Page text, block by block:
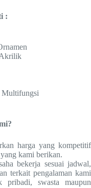
:
Akrilik
Multifungsi
harga yang kompetitif
kami berikan.
bekerja sesuai jadwal,
terkait pengalaman kami
pribadi, swasta maupun